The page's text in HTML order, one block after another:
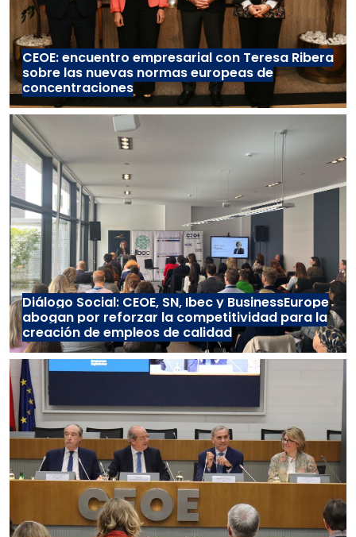
CEOE: encuentro empresarial con Teresa Ribera
sobre las nuevas normas europeas de
concentraciones
Diálogo Social: CEOE, SN, Ibec y BusinessEurope
abogan por reforzar la competitividad para la
creación de empleos de calidad